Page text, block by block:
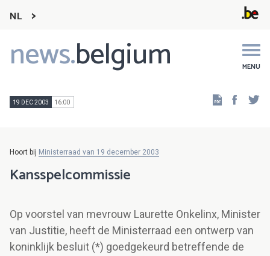
NL
news.belgium MENU
Main
navigation
19 DEC 2003 16:00
Hoort bij Ministerraad van 19 december 2003
Kansspelcommissie
Op voorstel van mevrouw Laurette Onkelinx, Minister
van Justitie, heeft de Ministerraad een ontwerp van
koninklijk besluit (*) goedgekeurd betreffende de